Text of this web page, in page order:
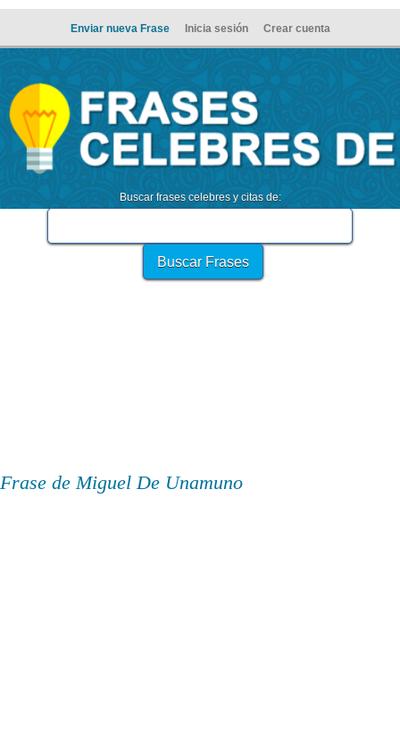
Enviar nueva Frase Inicia sesión Crear cuenta
Buscar frases celebres y citas de:
Frase de Miguel De Unamuno